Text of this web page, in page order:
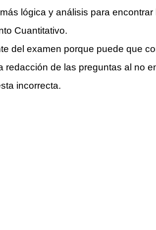
lógica y análisis para
Cuantitativo.
del examen porque puede que
de las preguntas al no
incorrecta.